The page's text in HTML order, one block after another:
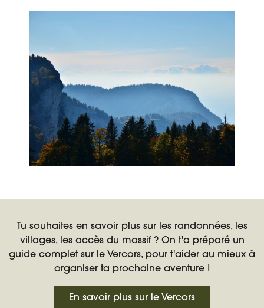
Tu souhaites en savoir plus sur les randonnées, les
villages, les accès du massif ? On t'a préparé un
guide complet sur le Vercors, pour t'aider au mieux à
organiser ta prochaine aventure !
En savoir plus sur le Vercors